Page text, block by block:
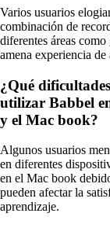
Varios usuarios
combinación de
diferentes áreas
amena experiencia
¿Qué
utilizar Babbel
y el Mac book?
Algunos usuarios
en diferentes
en el Mac book
pueden afectar la
aprendizaje.